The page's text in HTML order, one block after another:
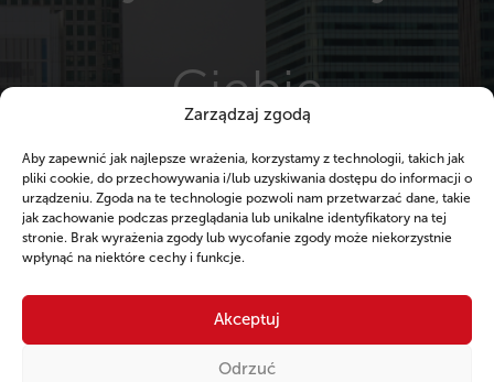
Zarządzaj zgodą
Aby zapewnić jak najlepsze wrażenia, korzystamy z technologii, takich jak
pliki cookie, do przechowywania i/lub uzyskiwania dostępu do informacji o
urządzeniu. Zgoda na te technologie pozwoli nam przetwarzać dane, takie
jak zachowanie podczas przeglądania lub unikalne identyfikatory na tej
stronie. Brak wyrażenia zgody lub wycofanie zgody może niekorzystnie
wpłynąć na niektóre cechy i funkcje.
Akceptuj
Odrzuć
Ciebie
KREDYT DLA KLIENTA
INDYWIDUALNEGO